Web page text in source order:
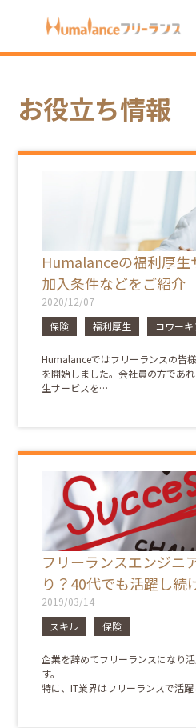
HOME お役立ち情報
お役立ち情報
Humalanceの福利厚生
加入条件などをご紹介
2020/12/07
保険
福利厚生 コワーキ
Humalanceではフリーランスの皆
を開始しました。会社員の方であ
生サービスを…
フリーランスエンジニ
り？40代でも活躍し続
2019/03/14
スキル
保険
企業を辞めてフリーランスになり
す。
特に、IT業界はフリーランスで活